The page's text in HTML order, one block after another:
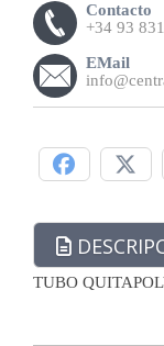
Contacto
+34 93
EMail
TUBO